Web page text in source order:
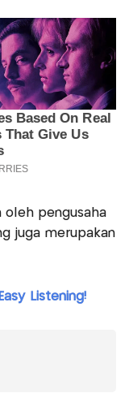
oleh pengusaha
juga merupakan
Listening!